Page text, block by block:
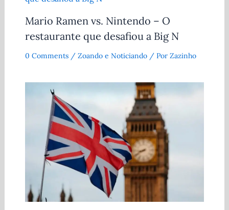
Mario Ramen vs. Nintendo – O
restaurante que desafiou a Big N
0 Comments / Zoando e Noticiando/ Por Zazinho